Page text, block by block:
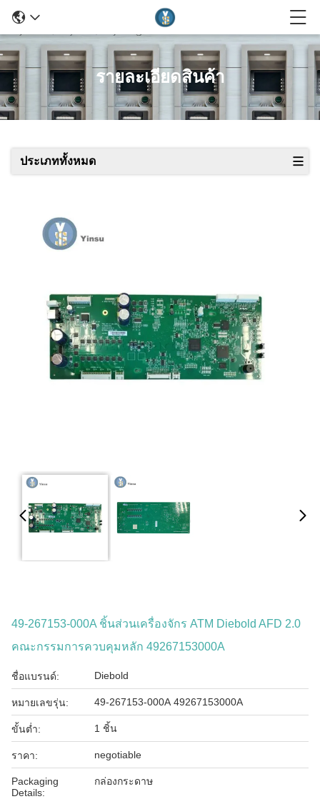
รายละเอียดสินค้า
ประเภททั้งหมด
49-267153-000A ชิ้นส่วนเครื่องจักร ATM Diebold AFD 2.0
คณะกรรมการควบคุมหลัก 49267153000A
ชื่อแบรนด์: Diebold
หมายเลขรุ่น: 49-267153-000A 49267153000A
ขั้นต่ำ: 1 ชิ้น
ราคา: negotiable
Packaging
Details:
กล่องกระดาษ